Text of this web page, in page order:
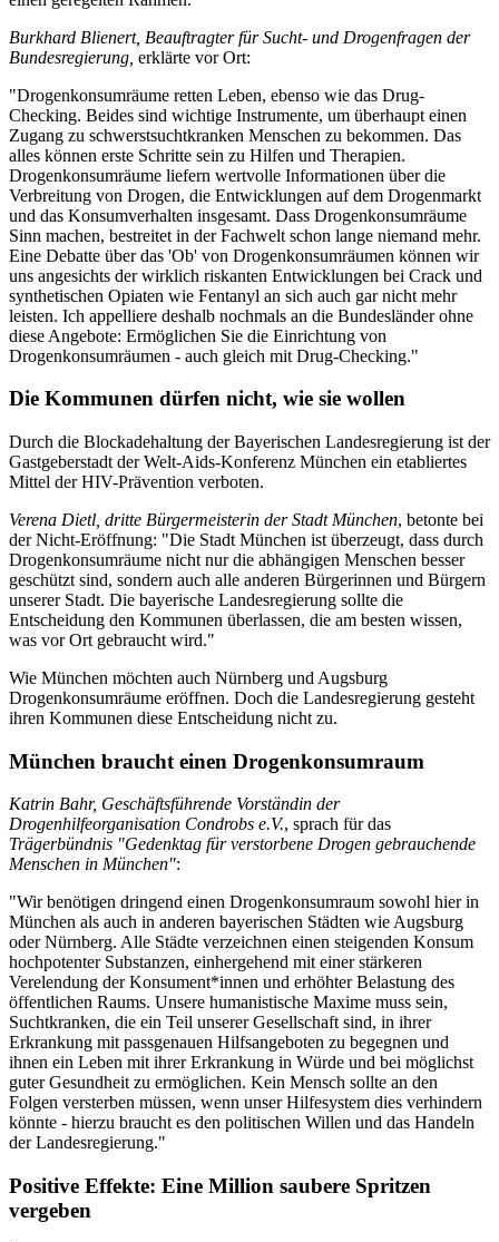
Burkhard Blienert, Beauftragter für Sucht- und Drogenfragen der
Bundesregierung, erklärte vor Ort:
"Drogenkonsumräume retten Leben, ebenso wie das Drug-
Checking. Beides sind wichtige Instrumente, um überhaupt einen
Zugang zu schwerstsuchtkranken Menschen zu bekommen. Das
alles können erste Schritte sein zu Hilfen und Therapien.
Drogenkonsumräume liefern wertvolle Informationen über die
Verbreitung von Drogen, die Entwicklungen auf dem Drogenmarkt
und das Konsumverhalten insgesamt. Dass Drogenkonsumräume
Sinn machen, bestreitet in der Fachwelt schon lange niemand mehr.
Eine Debatte über das 'Ob' von Drogenkonsumräumen können wir
uns angesichts der wirklich riskanten Entwicklungen bei Crack und
synthetischen Opiaten wie Fentanyl an sich auch gar nicht mehr
leisten. Ich appelliere deshalb nochmals an die Bundesländer ohne
diese Angebote: Ermöglichen Sie die Einrichtung von
Drogenkonsumräumen - auch gleich mit Drug-Checking."
Die Kommunen dürfen nicht, wie sie wollen
Durch die Blockadehaltung der Bayerischen Landesregierung ist der
Gastgeberstadt der Welt-Aids-Konferenz München ein etabliertes
Mittel der HIV-Prävention verboten.
Verena Dietl, dritte Bürgermeisterin der Stadt München, betonte bei
der Nicht-Eröffnung: "Die Stadt München ist überzeugt, dass durch
Drogenkonsumräume nicht nur die abhängigen Menschen besser
geschützt sind, sondern auch alle anderen Bürgerinnen und Bürgern
unserer Stadt. Die bayerische Landesregierung sollte die
Entscheidung den Kommunen überlassen, die am besten wissen,
was vor Ort gebraucht wird."
Wie München möchten auch Nürnberg und Augsburg
Drogenkonsumräume eröffnen. Doch die Landesregierung gesteht
ihren Kommunen diese Entscheidung nicht zu.
München braucht einen Drogenkonsumraum
Katrin Bahr, Geschäftsführende Vorständin der
Drogenhilfeorganisation Condrobs e.V., sprach für das
Trägerbündnis "Gedenktag für verstorbene Drogen gebrauchende
Menschen in München":
"Wir benötigen dringend einen Drogenkonsumraum sowohl hier in
München als auch in anderen bayerischen Städten wie Augsburg
oder Nürnberg. Alle Städte verzeichnen einen steigenden Konsum
hochpotenter Substanzen, einhergehend mit einer stärkeren
Verelendung der Konsument*innen und erhöhter Belastung des
öffentlichen Raums. Unsere humanistische Maxime muss sein,
Suchtkranken, die ein Teil unserer Gesellschaft sind, in ihrer
Erkrankung mit passgenauen Hilfsangeboten zu begegnen und
ihnen ein Leben mit ihrer Erkrankung in Würde und bei möglichst
guter Gesundheit zu ermöglichen. Kein Mensch sollte an den
Folgen versterben müssen, wenn unser Hilfesystem dies verhindern
könnte - hierzu braucht es den politischen Willen und das Handeln
der Landesregierung."
Positive Effekte: Eine Million saubere Spritzen
vergeben